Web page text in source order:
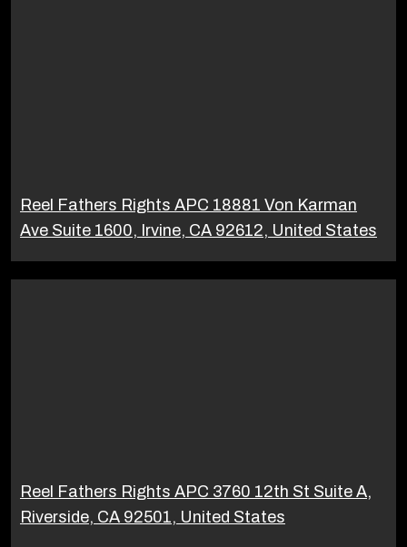
Reel Fathers Rights APC 18881 Von Karman
Ave Suite 1600, Irvine, CA 92612, United States
Reel Fathers Rights APC 3760 12th St Suite A,
Riverside, CA 92501, United States